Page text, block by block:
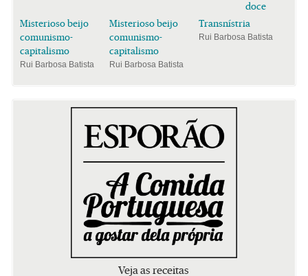
Misterioso beijo
comunismo-
capitalismo
Rui Barbosa Batista
Misterioso beijo
comunismo-
capitalismo
Rui Barbosa Batista
doce
Transnístria
Rui Barbosa Batista
Veja as receitas